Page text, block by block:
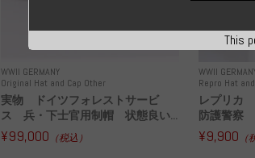
WWII GERMANY
Original Hat and Cap Other
実物 ドイツフォレストサービ
ス 兵・下士官用制帽 状態良い...
¥99,000 （税込）
WWII
Repro Hat
レプリカ
防護警察
¥9,900 （
This